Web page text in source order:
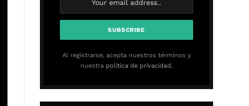
Al registrarse, acepta nuestros términos y
nuestra política de privacidad.